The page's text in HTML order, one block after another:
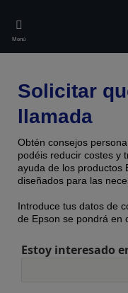
main
content
Menú
Solicitar
llamada
Obtén consejos
podéis reducir costes y
ayuda de los productos
diseñados para las
Introduce tus datos de
de Epson se pondrá en
Estoy interesado